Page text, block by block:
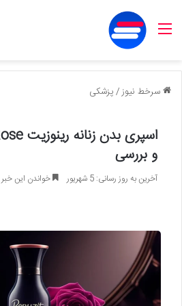
منو
سرخط نیوز/پزشکی
و بررسی
آخرین به روز رسانی: 5 شهریور خواندن این خبر 17 دقیقه طول می کشد